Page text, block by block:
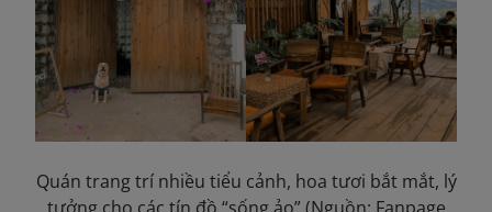
Quán trang trí nhiều tiểu cảnh, hoa tươi bắt mắt, lý